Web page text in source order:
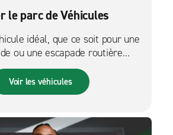
le parc de Véhicules
idéal, que ce soit pour une
ou une escapade routière
palpitante.
Voir les véhicules